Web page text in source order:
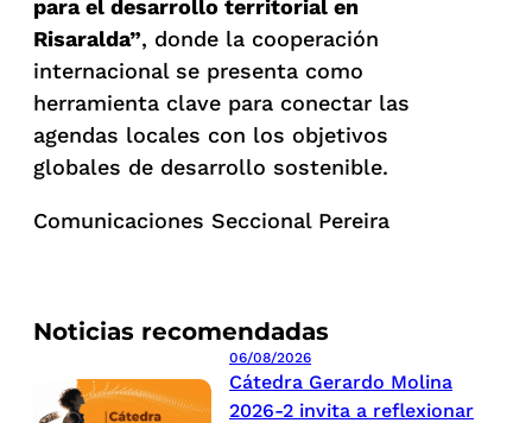
Noticias recomendadas
06/08/2026
Cátedra Gerardo Molina
2026-2 invita a reflexionar
para el desarrollo territorial en
Risaralda”, donde la cooperación
internacional se presenta como
herramienta clave para conectar las
agendas locales con los objetivos
globales de desarrollo sostenible.
Comunicaciones Seccional Pereira